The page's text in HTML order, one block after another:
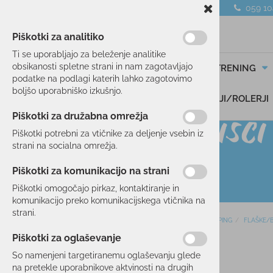
059
SMUČANJE TEK/TRENING
DARILNI BONI SKIROJI/ROLERJI
TEK/TRENING
KAMPING FLAŠKE/
Piškotki za analitiko
Ti se uporabljajo za beleženje analitike
obsikanosti spletne strani in nam zagotavljajo
podatke na podlagi katerih lahko zagotovimo
boljšo uporabniško izkušnjo.
Piškotki za družabna omrežja
Piškotki potrebni za vtičnike za deljenje vsebin iz
strani na socialna omrežja.
Piškotki za komunikacijo na strani
Piškotki omogočajo pirkaz, kontaktiranje in
komunikacijo preko komunikacijskega vtičnika na
strani.
Piškotki za oglaševanje
So namenjeni targetiranemu oglaševanju glede
na pretekle uporabnikove aktvinosti na drugih